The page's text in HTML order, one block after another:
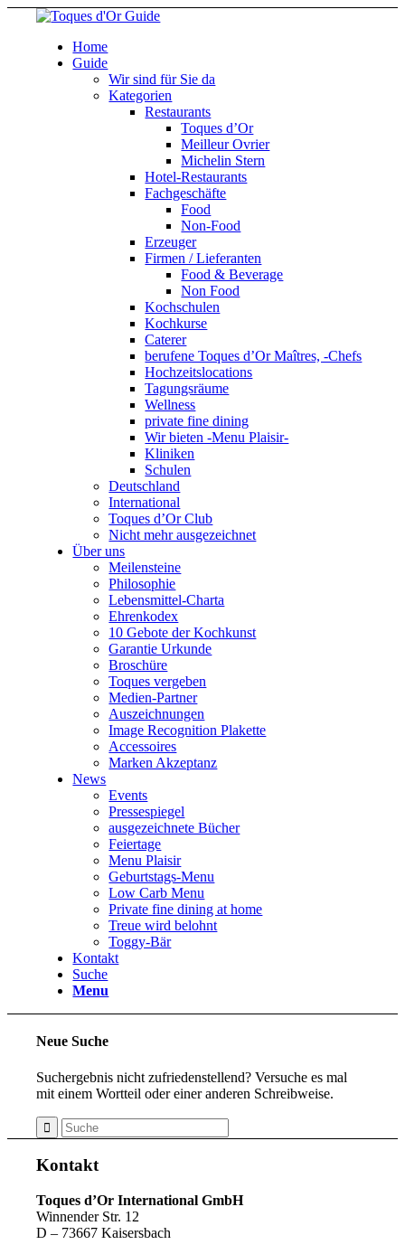
Home
Guide
Wir sind für Sie da
Kategorien
Restaurants
Toques d’Or
Meilleur Ovrier
Michelin Stern
Hotel-Restaurants
Fachgeschäfte
Food
Non-Food
Erzeuger
Firmen / Lieferanten
Food & Beverage
Non Food
Kochschulen
Kochkurse
Caterer
berufene Toques d’Or Maîtres, -Chefs
Hochzeitslocations
Tagungsräume
Wellness
private fine dining
Wir bieten -Menu Plaisir-
Kliniken
Schulen
Deutschland
International
Toques d’Or Club
Nicht mehr ausgezeichnet
Über uns
Meilensteine
Philosophie
Lebensmittel-Charta
Ehrenkodex
10 Gebote der Kochkunst
Garantie Urkunde
Broschüre
Toques vergeben
Medien-Partner
Auszeichnungen
Image Recognition Plakette
Accessoires
Marken Akzeptanz
News
Events
Pressespiegel
ausgezeichnete Bücher
Feiertage
Menu Plaisir
Geburtstags-Menu
Low Carb Menu
Private fine dining at home
Treue wird belohnt
Toggy-Bär
Kontakt
Suche
Menu
Neue Suche
Suchergebnis nicht zufriedenstellend? Versuche es mal
mit einem Wortteil oder einer anderen Schreibweise.
Kontakt
Toques d’Or International GmbH
Winnender Str. 12
D – 73667 Kaisersbach